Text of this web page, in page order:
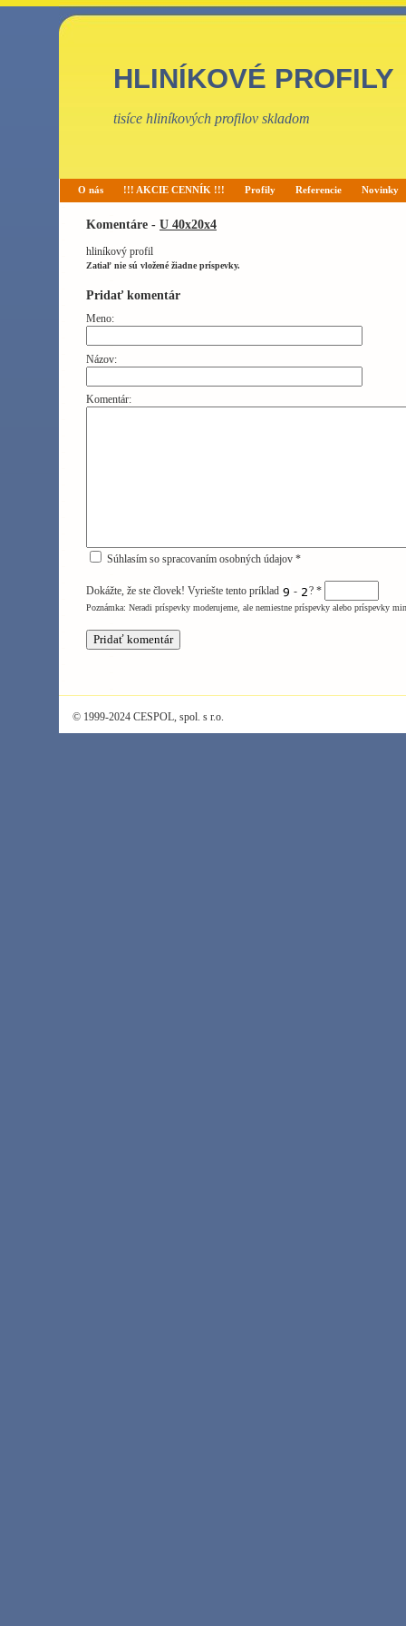
HLINÍKOVÉ PROFILY
tisíce hliníkových profilov skladom
O nás !!! AKCIE CENNÍK !!! Profily Referencie Novinky
Komentáre - U 40x20x4
hliníkový profil
Zatiaľ nie sú vložené žiadne príspevky.
Pridať komentár
Meno:
Názov:
Komentár:
Súhlasím so spracovaním osobných údajov *
Dokážte, že ste človek! Vyriešte tento príklad - ? *
Poznámka: Neradi príspevky moderujeme, ale nemiestne príspevky alebo príspevky
© 1999-2024 CESPOL, spol. s r.o.